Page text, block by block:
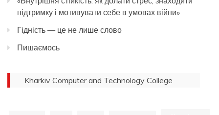
підтримку і мотивувати себе в умовах війни»
Гідність — це не лише слово
Пишаємось
Kharkiv Computer and Technology College